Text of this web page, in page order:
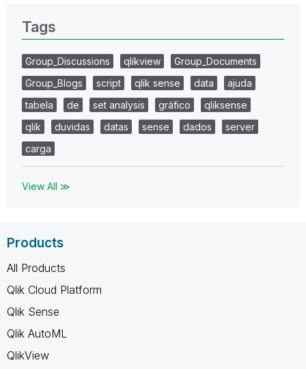
Tags
Group_Discussions qlikview
Group_Documents
Group_Blogs
script qlik sense data
ajuda
tabela
de set analysis gráfico
qliksense
qlik
duvidas datas sense dados
server
carga
View All ≫
Products
All Products
Qlik Cloud Platform
Qlik Sense
Qlik AutoML
QlikView